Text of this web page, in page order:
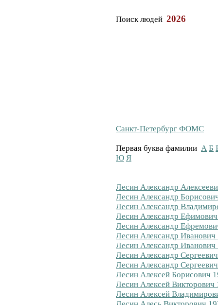
Поиск людей 2026
Санкт-Петербург ФОМС
Первая буква фамилии А Б
Ю Я
Лесин Александр
Лесин Александр
Лесин Александр
Лесин Александр Ефимович
Лесин Александр
Лесин Александр Иванович
Лесин Александр Иванович
Лесин Александр
Лесин Александр
Лесин Алексей Борисович
Лесин Алексей Викторович
Лесин Алексей